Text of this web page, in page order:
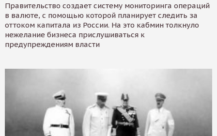
Правительство создает систему мониторинга операций
в валюте, с помощью которой планирует следить за
оттоком капитала из России. На это кабмин толкнуло
нежелание бизнеса прислушиваться к
предупреждениям власти